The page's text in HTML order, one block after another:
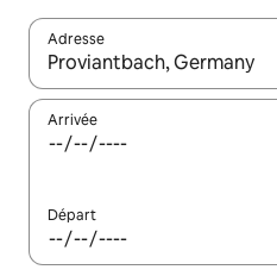
Adresse
Lorsque les résultats
Arrivée
Départ